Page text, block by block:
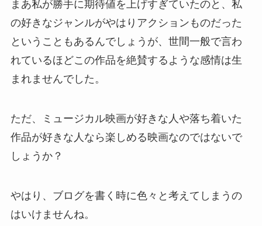
まあ私が勝手に期待値を上げすぎていたのと、私
の好きなジャンルがやはりアクションものだった
ということもあるんでしょうが、世間一般で言わ
れているほどこの作品を絶賛するような感情は生
まれませんでした。
ただ、ミュージカル映画が好きな人や落ち着いた
作品が好きな人なら楽しめる映画なのではないで
しょうか？
やはり、ブログを書く時に色々と考えてしまうの
はいけませんね。